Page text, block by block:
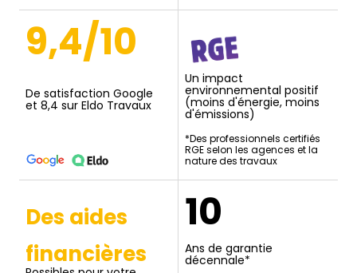
9,4/10
De satisfaction Google
et 8,4 sur Eldo Travaux
Un impact
environnemental positif
(moins d'énergie, moins
d'émissions)
*Des professionnels certifiés
RGE selon les agences et la
nature des travaux
Des aides
financières
10
Ans de garantie
décennale*